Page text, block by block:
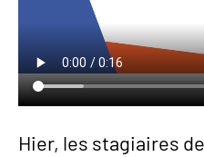
Hier, les stagiaires